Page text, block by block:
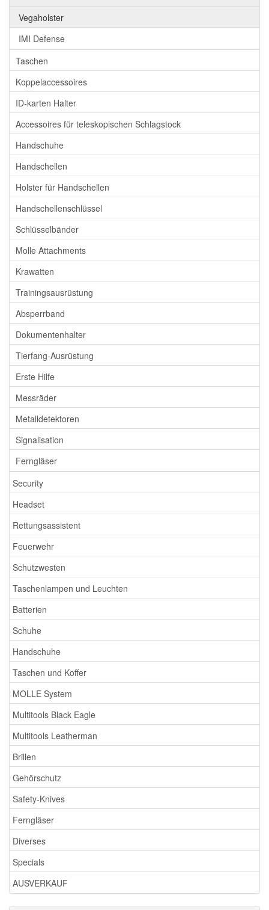
Vegaholster
IMI Defense
Taschen
Koppelaccessoires
ID-karten Halter
Accessoires für teleskopischen Schlagstock
Handschuhe
Handschellen
Holster für Handschellen
Handschellenschlüssel
Schlüsselbänder
Molle Attachments
Krawatten
Trainingsausrüstung
Absperrband
Dokumentenhalter
Tierfang-Ausrüstung
Erste Hilfe
Messräder
Metalldetektoren
Signalisation
Ferngläser
Security
Headset
Rettungsassistent
Feuerwehr
Schutzwesten
Taschenlampen und Leuchten
Batterien
Schuhe
Handschuhe
Taschen und Koffer
MOLLE System
Multitools Black Eagle
Multitools Leatherman
Brillen
Gehörschutz
Safety-Knives
Ferngläser
Diverses
Specials
AUSVERKAUF